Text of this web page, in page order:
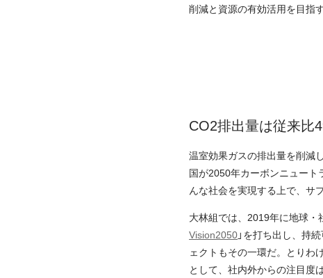
削減と資源の有効活用を目指
CO2排出量は従来比
温室効果ガスの排出量を削減
国が2050年カーボンニュー
んな社会を実現する上で、サ
大林組では、2019年に地球・
Vision2050」を打ち出し、持
ェクトもその一環だ。とりわ
として、社内外からの注目度